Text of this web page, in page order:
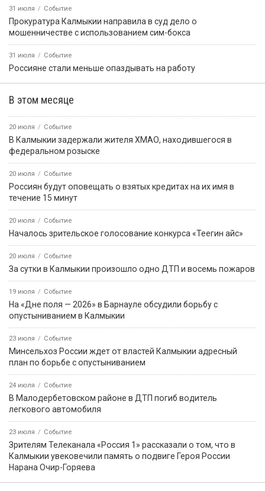
31 июля Событие
Прокуратура Калмыкии направила в суд дело о
мошенничестве с использованием сим-бокса
31 июля Событие
Россияне стали меньше опаздывать на работу
В этом месяце
20 июля Событие
В Калмыкии задержали жителя ХМАО, находившегося в
федеральном розыске
20 июля Событие
Россиян будут оповещать о взятых кредитах на их имя в
течение 15 минут
20 июля Событие
Началось зрительское голосование конкурса «Теегин айс»
20 июля Событие
За сутки в Калмыкии произошло одно ДТП и восемь пожаров
19 июля Событие
На «Дне поля — 2026» в Барнауле обсудили борьбу с
опустыниванием в Калмыкии
23 июля Событие
Минсельхоз России ждет от властей Калмыкии адресный
план по борьбе с опустыниванием
24 июля Событие
В Малодербетовском районе в ДТП погиб водитель
легкового автомобиля
23 июля Событие
Зрителям Телеканала «Россия 1» рассказали о том, что в
Калмыкии увековечили память о подвиге Героя России
Нарана Очир-Горяева